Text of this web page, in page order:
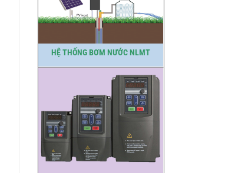
HỆ THỐNG BƠM NƯỚC NLMT